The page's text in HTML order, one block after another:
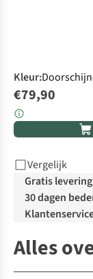
Kleur:
€79,90
Vergelijk
Gratis
30 dagen
Alles